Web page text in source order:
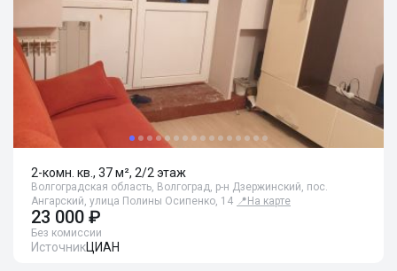
2-комн. кв., 37 м², 2/2 этаж
Волгоградская область, Волгоград, р-н Дзержинский, пос.
Ангарский, улица Полины Осипенко, 14 📍 На карте
23 000 ₽
Без комиссии
ИсточникЦИАН